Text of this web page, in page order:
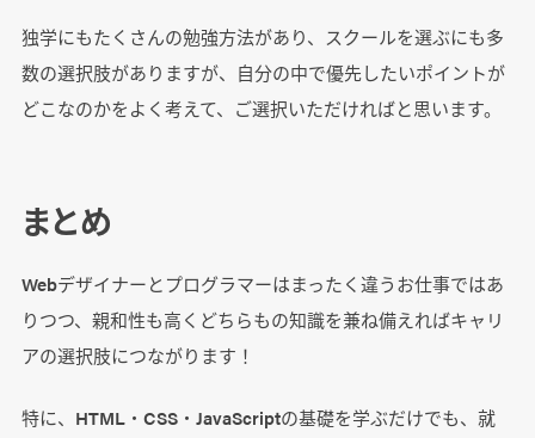
独学にもたくさんの勉強方法があり、スクールを選ぶにも多
数の選択肢がありますが、自分の中で優先したいポイントが
どこなのかをよく考えて、ご選択いただければと思います。
まとめ
Webデザイナーとプログラマーはまったく違うお仕事ではあ
りつつ、親和性も高くどちらもの知識を兼ね備えればキャリ
アの選択肢につながります！
特に、HTML・CSS・JavaScriptの基礎を学ぶだけでも、就